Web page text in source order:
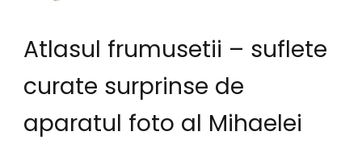
Atlasul frumusetii – suflete
curate surprinse de
aparatul foto al Mihaelei